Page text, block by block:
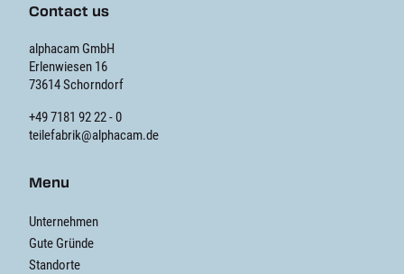
Contact us
alphacam GmbH
Erlenwiesen 16
73614 Schorndorf
+49 7181 92 22 - 0
teilefabrik@alphacam.de
Menu
Unternehmen
Gute Gründe
Standorte